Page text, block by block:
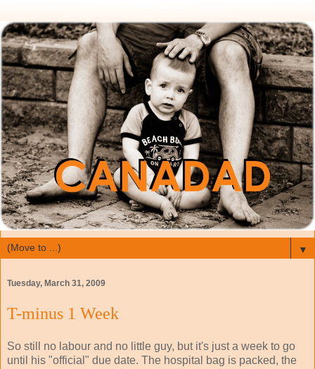
▼
Tuesday, March 31, 2009
T-minus 1 Week
So still no labour and no little guy, but it's just a week to go
until his "official" due date. The hospital bag is packed, the